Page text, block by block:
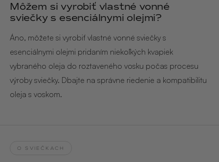
Môžem si vyrobiť vlastné vonné
sviečky s esenciálnymi olejmi?
Áno, môžete si vyrobiť vlastné vonné sviečky s
esenciálnymi olejmi pridaním niekoľkých kvapiek
vybraného oleja do roztaveného vosku počas procesu
výroby sviečky. Dbajte na správne riedenie a kompatibilitu
oleja s voskom.
O SVIEČKACH